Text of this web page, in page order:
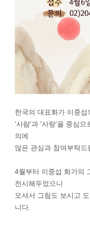
한국의 대표화가 이중
'사람'과 '사랑'을 중심으
의에
많은 관심과 참여부탁드
4월부터 이중섭 화가의
전시해두었으니
오셔서 그림도 보시고
니다.